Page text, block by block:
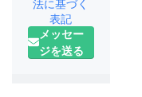
法に基づく
表記
メッセー
ジを送る